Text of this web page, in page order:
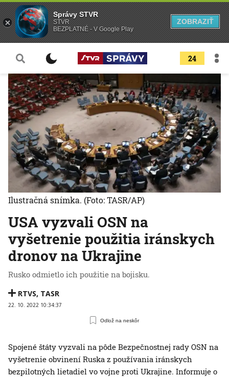
24
USA vyzvali OSN na
vyšetrenie použitia iránskych
dronov na Ukrajine
Rusko odmietlo ich použitie na bojisku.
RTVS, TASR
22. 10. 2022 10:34:37
Odlož na neskôr
Ilustračná snímka. (Foto: TASR/AP)
Spojené štáty vyzvali na pôde Bezpečnostnej rady OSN na
vyšetrenie obvinení Ruska z používania iránskych
bezpilotných lietadiel vo vojne proti Ukrajine. Informuje o
Správy STVR
STVR
BEZPLATNÉ - V Google Play
ZOBRAZIŤ